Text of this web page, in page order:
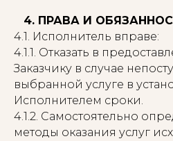
4. ПРАВА И
4.1. Исполнитель вправе:
4.1.1. Отказать в
Заказчику в случае
выбранной услуге в
Исполнителем сроки.
4.1.2. Самостоятельно
методы оказания услуг